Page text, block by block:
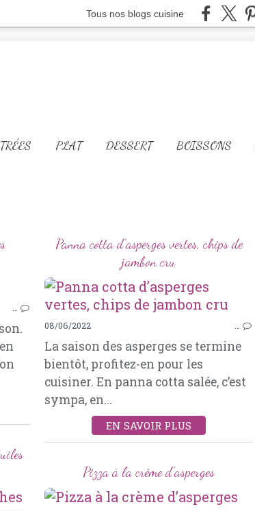
Tous nos blogs cuisine
PLAT DESSERT BOISSONS
ASPERGES
LAIT
CRÈME FRAICHE
POIVRE
Panna cotta d’asperges vertes, chips de
jambon cru
08/06/2022
La saison des asperges se termine
bientôt, profitez-en pour les
cuisiner. En panna cotta salée, c’est
sympa, en...
EN SAVOIR PLUS
ENTRÉES CHAUDES
Pizza à la crème d’asperges